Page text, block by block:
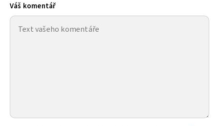
Váš komentář